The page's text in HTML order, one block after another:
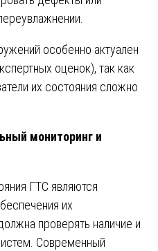
особенно актуален
оценок), так как
их состояния сложно
мониторинг и
ГТС являются
их
проверять наличие и
Современный